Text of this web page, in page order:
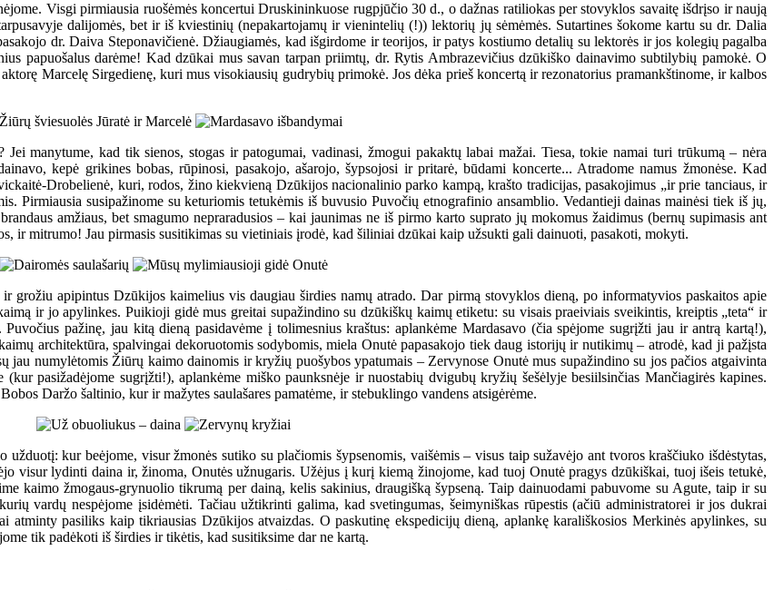
Visgi pirmiausia ruošėmės koncertui Druskininkuose rugpjūčio 30 d., o dažnas ratiliokas per stovyklos savaitę išdrįso ir naują
dalijomės, bet ir iš kviestinių (nepakartojamų ir vienintelių (!)) lektorių jų sėmėmės. Sutartines šokome kartu su dr. Dalia
dr. Daiva Steponavičienė. Džiaugiamės, kad išgirdome ir teorijos, ir patys kostiumo detalių su lektorės ir jos kolegių pagalba
papuošalus darėme! Kad dzūkai mus savan tarpan priimtų, dr. Rytis Ambrazevičius dzūkiško dainavimo subtilybių pamokė. O
Marcelę Sirgedienę, kuri mus visokiausių gudrybių primokė. Jos dėka prieš koncertą ir rezonatorius pramankštinome, ir kalbos
manytume, kad tik sienos, stogas ir patogumai, vadinasi, žmogui pakaktų labai mažai. Tiesa, tokie namai turi trūkumą – nėra
kepė grikines bobas, rūpinosi, pasakojo, ašarojo, šypsojosi ir pritarė, būdami koncerte... Atradome namus žmonėse. Kad
Drobelienė, kuri, rodos, žino kiekvieną Dzūkijos nacionalinio parko kampą, krašto tradicijas, pasakojimus „ir prie tanciaus, ir
Pirmiausia susipažinome su keturiomis tetukėmis iš buvusio Puvočių etnografinio ansamblio. Vedantieji dainas mainėsi tiek iš jų,
amžiaus, bet smagumo nepraradusios – kai jaunimas ne iš pirmo karto suprato jų mokomus žaidimus (bernų supimasis ant
ir mitrumo! Jau pirmasis susitikimas su vietiniais įrodė, kad šiliniai dzūkai kaip užsukti gali dainuoti, pasakoti, mokyti.
apipintus Dzūkijos kaimelius vis daugiau širdies namų atrado. Dar pirmą stovyklos dieną, po informatyvios paskaitos apie
ir jo apylinkes. Puikioji gidė mus greitai supažindino su dzūkiškų kaimų etiketu: su visais praeiviais sveikintis, kreiptis „teta“ ir
pažinę, jau kitą dieną pasidavėme į tolimesnius kraštus: aplankėme Mardasavo (čia spėjome sugrįžti jau ir antrą kartą!),
architektūra, spalvingai dekoruotomis sodybomis, miela Onutė papasakojo tiek daug istorijų ir nutikimų – atrodė, kad ji pažįsta
numylėtomis Žiūrų kaimo dainomis ir kryžių puošybos ypatumais – Zervynose Onutė mus supažindino su jos pačios atgaivinta
pasižadėjome sugrįžti!), aplankėme miško paunksnėje ir nuostabių dvigubų kryžių šešėlyje besiilsinčias Mančiagirės kapines.
Daržo šaltinio, kur ir mažytes saulašares pamatėme, ir stebuklingo vandens atsigėrėme.
kur beėjome, visur žmonės sutiko su plačiomis šypsenomis, vaišėmis – visus taip sužavėjo ant tvoros kraščiuko išdėstytas,
visur lydinti daina ir, žinoma, Onutės užnugaris. Užėjus į kurį kiemą žinojome, kad tuoj Onutė pragys dzūkiškai, tuoj išeis tetukė,
kaimo žmogaus-grynuolio tikrumą per dainą, kelis sakinius, draugišką šypseną. Taip dainuodami pabuvome su Agute, taip ir su
vardų nespėjome įsidėmėti. Tačiau užtikrinti galima, kad svetingumas, šeimyniškas rūpestis (ačiū administratorei ir jos dukrai
pasiliks kaip tikriausias Dzūkijos atvaizdas. O paskutinę ekspedicijų dieną, aplankę karališkosios Merkinės apylinkes, su
tik padėkoti iš širdies ir tikėtis, kad susitiksime dar ne kartą.